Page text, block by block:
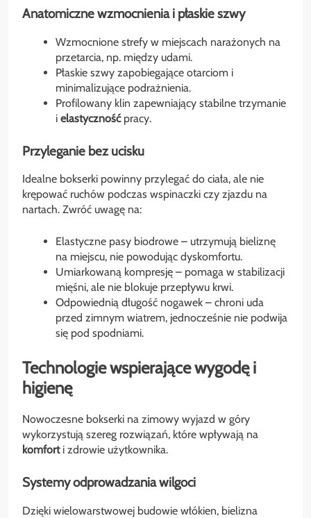
Anatomiczne wzmocnienia i płaskie szwy
Wzmocnione strefy w miejscach narażonych na
przetarcia, np. między udami.
Płaskie szwy zapobiegające otarciom i
minimalizujące podrażnienia.
Profilowany klin zapewniający stabilne trzymanie
i elastycznośćpracy.
Przyleganie bez ucisku
Idealne bokserki powinny przylegać do ciała, ale nie
krępować ruchów podczas wspinaczki czy zjazdu na
nartach. Zwróć uwagę na:
Elastyczne pasy biodrowe – utrzymują bieliznę
na miejscu, nie powodując dyskomfortu.
Umiarkowaną kompresję – pomaga w stabilizacji
mięśni, ale nie blokuje przepływu krwi.
Odpowiednią długość nogawek – chroni uda
przed zimnym wiatrem, jednocześnie nie podwija
się pod spodniami.
Technologie wspierające wygodę i
higienę
Nowoczesne bokserki na zimowy wyjazd w góry
wykorzystują szereg rozwiązań, które wpływają na
komforti zdrowie użytkownika.
Systemy odprowadzania wilgoci
Dzięki wielowarstwowej budowie włókien, bielizna